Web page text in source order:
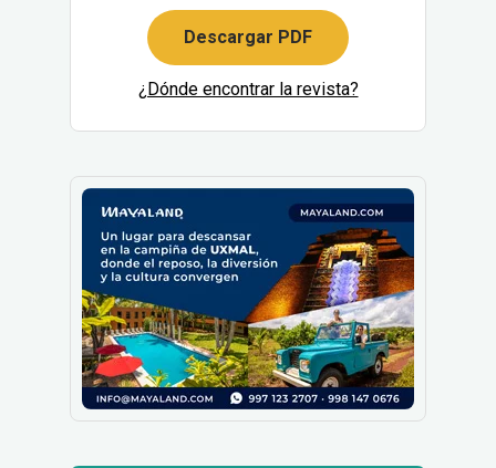
Descargar PDF
¿Dónde encontrar la revista?